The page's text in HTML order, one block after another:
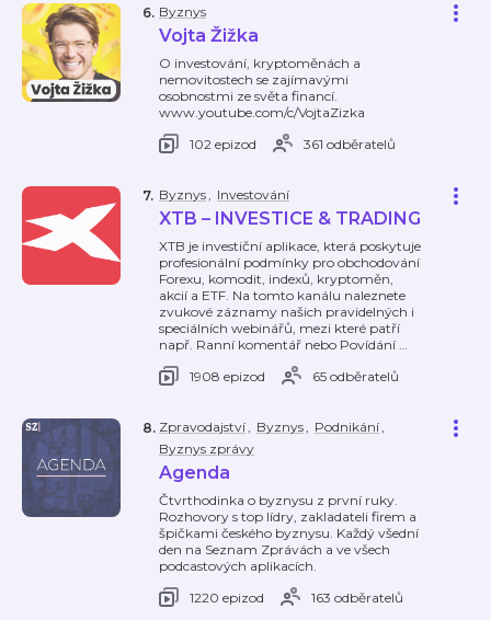
Byznys
Vojta Žižka
O investování, kryptoměnách a
nemovitostech se zajímavými
osobnostmi ze světa financí.
www.youtube.com/c/VojtaZizka
102 epizod
361 odběratelů
6.
Byznys, Investování
XTB – INVESTICE & TRADING
XTB je investiční aplikace, která poskytuje
profesionální podmínky pro obchodování
Forexu, komodit, indexů, kryptoměn,
akcií a ETF. Na tomto kanálu naleznete
zvukové záznamy našich pravidelných i
speciálních webinářů, mezi které patří
např. Ranní komentář nebo Povídání …
1908 epizod
65 odběratelů
7.
Zpravodajství, Byznys, Podnikání,
Byznys zprávy
Agenda
Čtvrthodinka o byznysu z první ruky.
Rozhovory s top lídry, zakladateli firem a
špičkami českého byznysu. Každý všední
den na Seznam Zprávách a ve všech
podcastových aplikacích.
1220 epizod
163 odběratelů
8.